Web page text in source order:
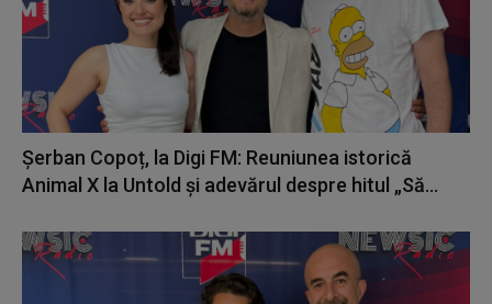
Șerban Copoț, la Digi FM: Reuniunea istorică
Animal X la Untold și adevărul despre hitul „Să...